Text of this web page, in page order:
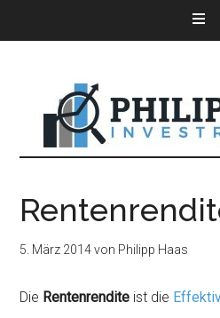
5. März 2014von Philipp Haas
Die Rentenrendite ist die